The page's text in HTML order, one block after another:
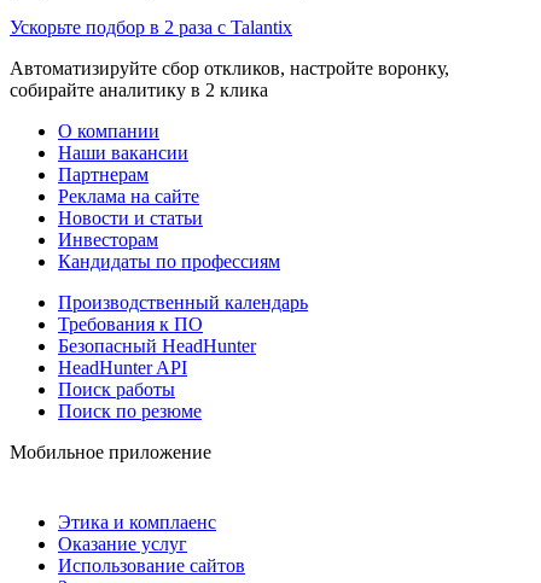
Ускорьте подбор в 2 раза с Talantix
Автоматизируйте сбор откликов, настройте воронку,
собирайте аналитику в 2 клика
О компании
Наши вакансии
Партнерам
Реклама на сайте
Новости и статьи
Инвесторам
Кандидаты по профессиям
Производственный календарь
Требования к ПО
Безопасный HeadHunter
HeadHunter API
Поиск работы
Поиск по резюме
Мобильное приложение
Этика и комплаенс
Оказание услуг
Использование сайтов